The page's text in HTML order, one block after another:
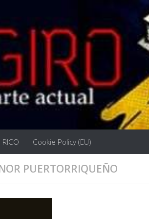
RICO Cookie Policy (EU)
PUERTORRIQUEÑO